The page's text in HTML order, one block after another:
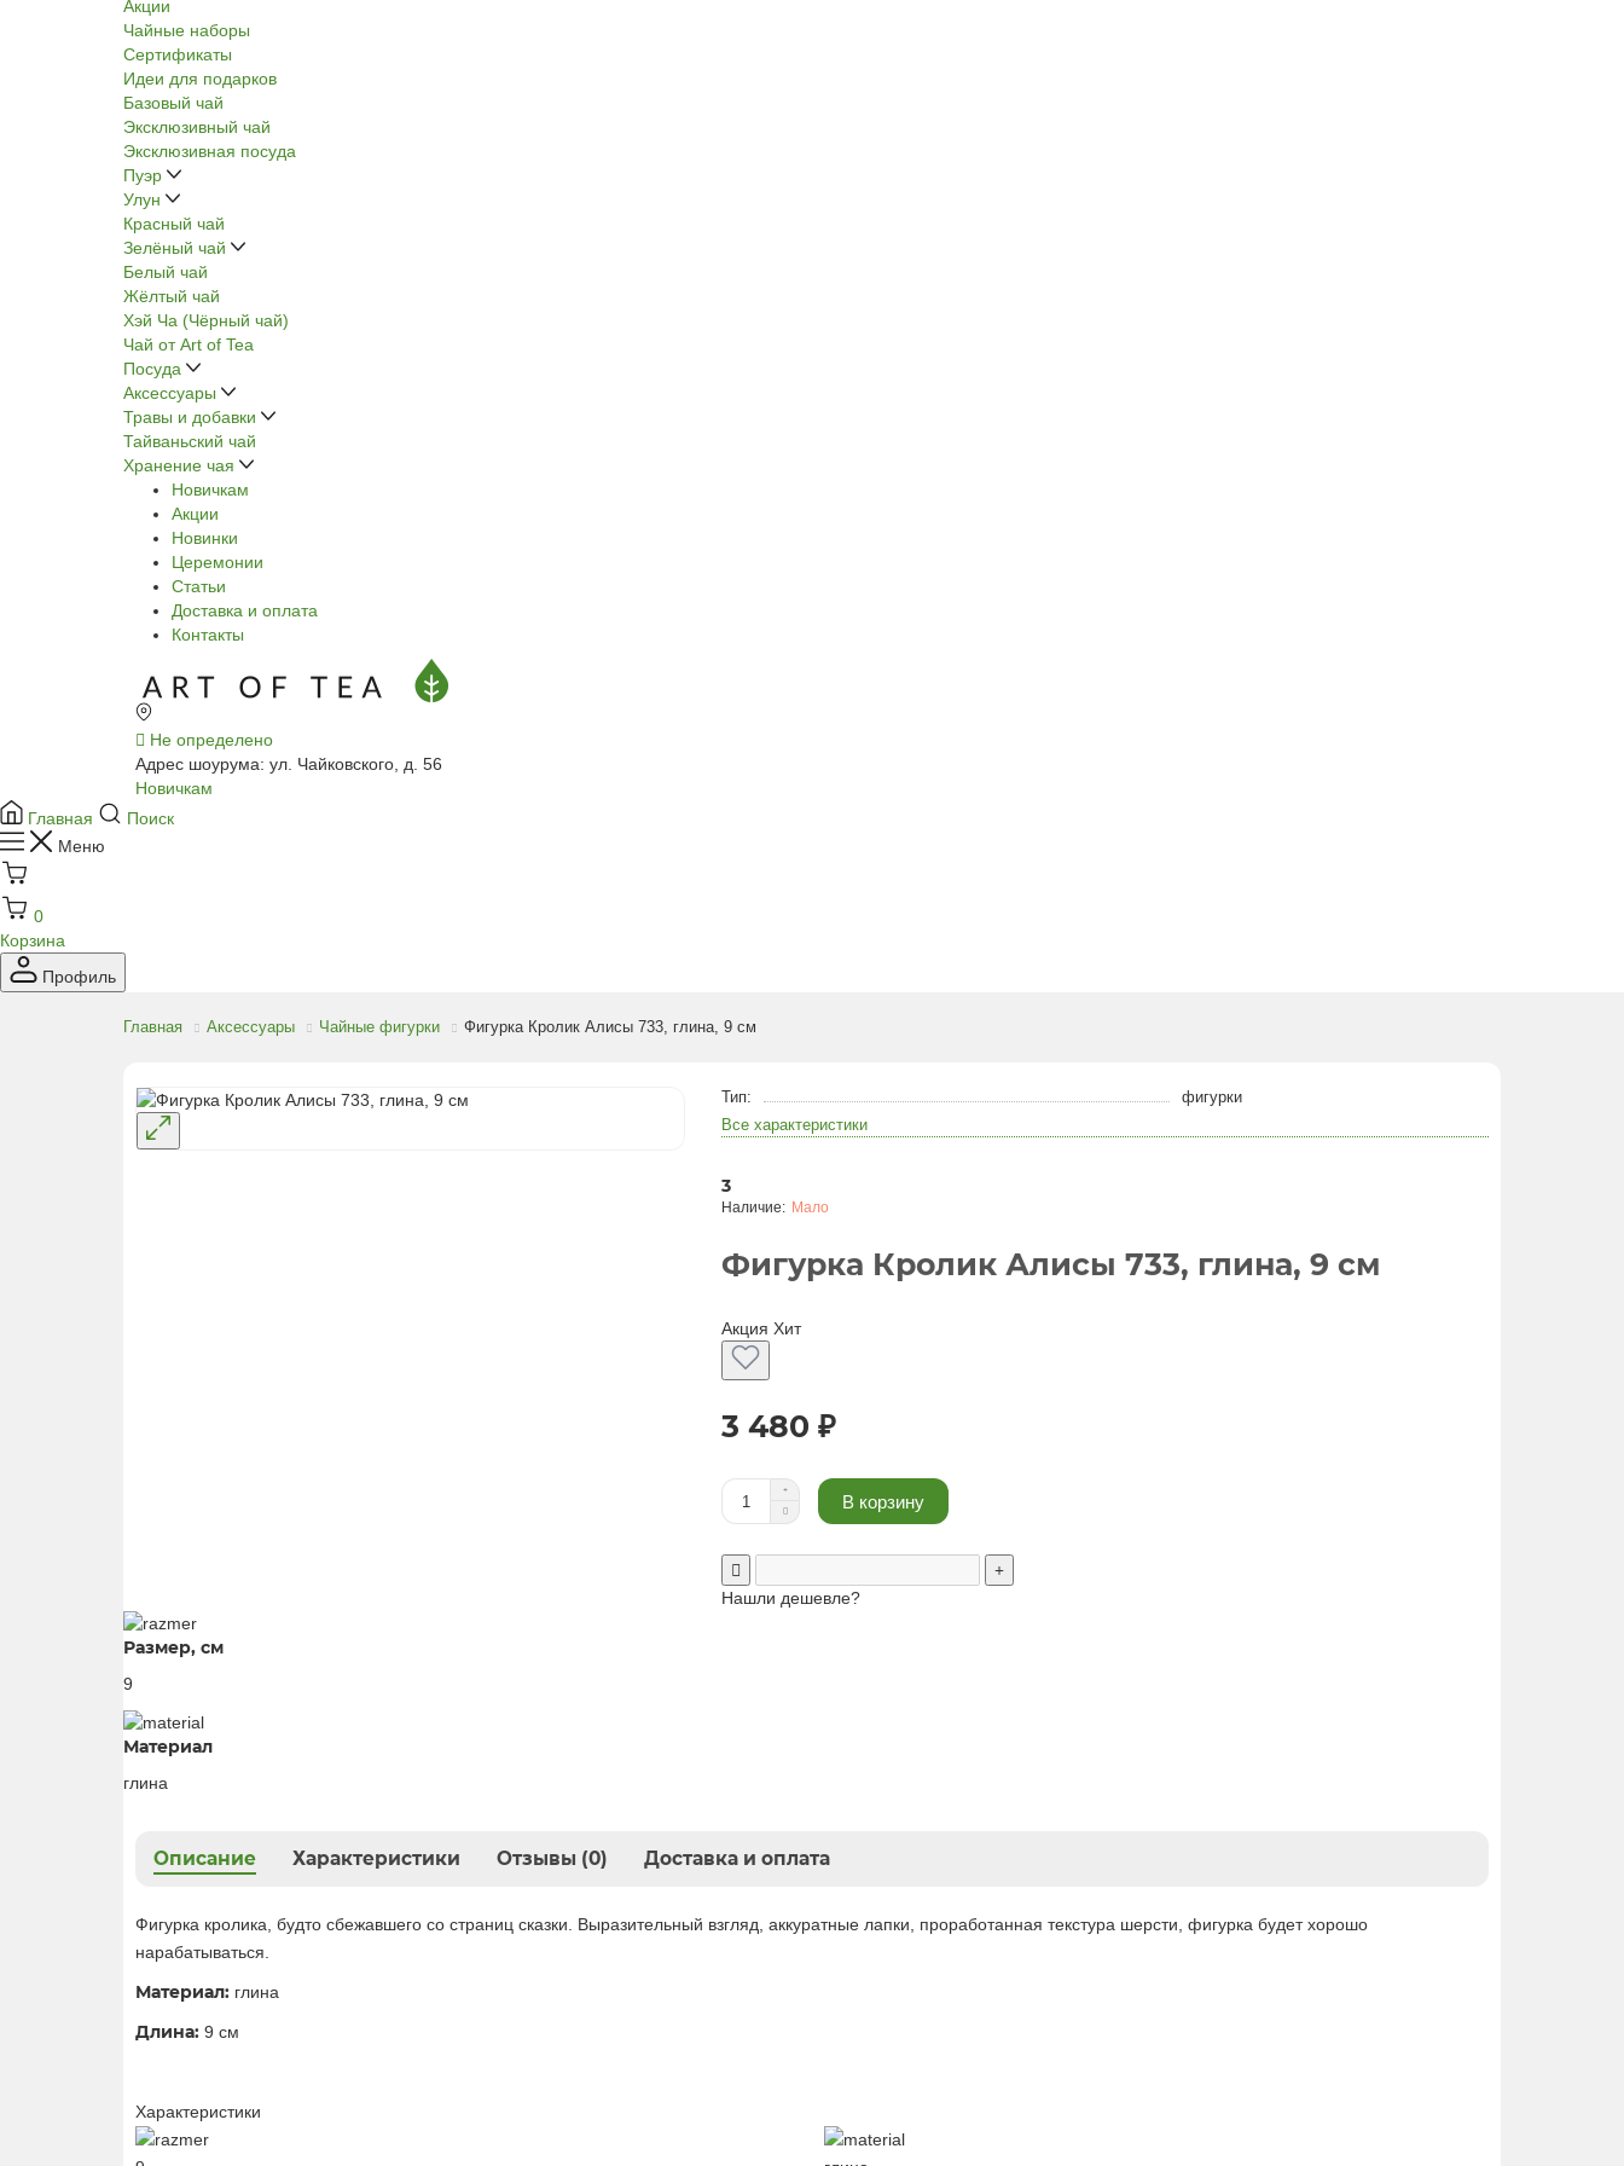
Акции
Чайные наборы
Сертификаты
Идеи для подарков
Базовый чай
Эксклюзивный чай
Эксклюзивная посуда
Пуэр
Улун
Красный чай
Зелёный чай
Белый чай
Жёлтый чай
Хэй Ча (Чёрный чай)
Чай от Art of Tea
Посуда
Аксессуары
Травы и добавки
Тайваньский чай
Хранение чая
Новичкам
Акции
Новинки
Церемонии
Статьи
Доставка и оплата
Контакты
Не определено
Адрес шоурума: ул. Чайковского, д. 56
Новичкам
Главная
Поиск
Меню
0
Корзина
Профиль
Главная Аксессуары Чайные фигурки Фигурка Кролик Алисы 733, глина, 9 см
Тип:
фигурки
Все характеристики
3
Мало
Фигурка Кролик Алисы 733, глина, 9 см
Акция Хит
3 480 ₽
В корзину
Нашли дешевле?
Размер, см
9
Материал
глина
Описание Характеристики Отзывы (0) Доставка и оплата
Фигурка кролика, будто сбежавшего со страниц сказки. Выразительный взгляд, аккуратные лапки, проработанная текстура шерсти, фигурка будет хорошо
нарабатываться.
Материал: глина
Длина: 9 см
Характеристики